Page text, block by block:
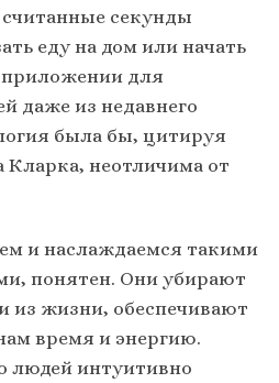
секунды
еду на дом или начать
для
даже из недавнего
была бы, цитируя
Кларка, неотличима от
и наслаждаемся такими
понятен. Они убирают
из жизни, обеспечивают
время и энергию.
людей интуитивно